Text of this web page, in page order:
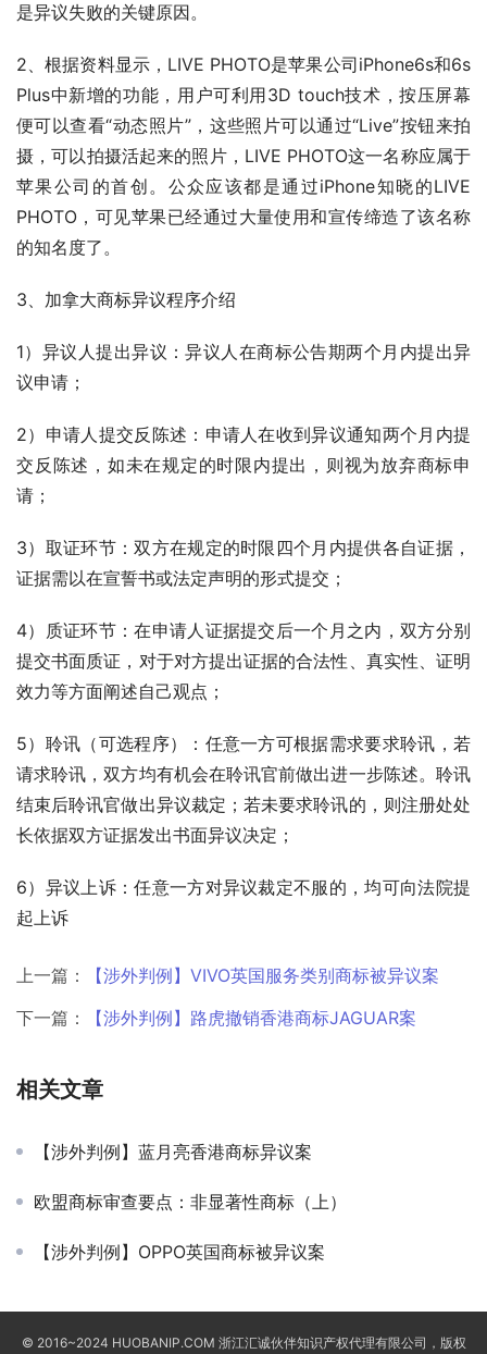
是异议失败的关键原因。
2、根据资料显示，LIVE PHOTO是苹果公司iPhone6s和6s
Plus中新增的功能，用户可利用3D touch技术，按压屏幕
便可以查看“动态照片”，这些照片可以通过“Live”按钮来拍
摄，可以拍摄活起来的照片，LIVE PHOTO这一名称应属于
苹果公司的首创。公众应该都是通过iPhone知晓的LIVE
PHOTO，可见苹果已经通过大量使用和宣传缔造了该名称
的知名度了。
3、加拿大商标异议程序介绍
1）异议人提出异议：异议人在商标公告期两个月内提出异
议申请；
2）申请人提交反陈述：申请人在收到异议通知两个月内提
交反陈述，如未在规定的时限内提出，则视为放弃商标申
请；
3）取证环节：双方在规定的时限四个月内提供各自证据，
证据需以在宣誓书或法定声明的形式提交；
4）质证环节：在申请人证据提交后一个月之内，双方分别
提交书面质证，对于对方提出证据的合法性、真实性、证明
效力等方面阐述自己观点；
5）聆讯（可选程序）：任意一方可根据需求要求聆讯，若
请求聆讯，双方均有机会在聆讯官前做出进一步陈述。聆讯
结束后聆讯官做出异议裁定；若未要求聆讯的，则注册处处
长依据双方证据发出书面异议决定；
6）异议上诉：任意一方对异议裁定不服的，均可向法院提
起上诉
上一篇：
【涉外判例】VIVO英国服务类别商标被异议案
下一篇：
【涉外判例】路虎撤销香港商标JAGUAR案
相关文章
【涉外判例】蓝月亮香港商标异议案
欧盟商标审查要点：非显著性商标（上）
【涉外判例】OPPO英国商标被异议案
© 2016~2024 HUOBANIP.COM 浙江汇诚伙伴知识产权代理有限公司，版权